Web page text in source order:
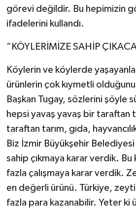
görevi değildir. Bu hepimizin
ifadelerini kullandı.
“KÖYLERİMİZE SAHİP
Köylerin ve köylerde
ürünlerin çok kıymetli
Başkan Tugay, sözlerini şöyle
hepsi yavaş yavaş bir taraftan
taraftan tarım, gıda,
Biz İzmir Büyükşehir
sahip çıkmaya karar verdik.
fazla çalışmaya karar verdik.
en değerli ürünü. Türkiye,
fazla para kazanabilir. Yeter ki